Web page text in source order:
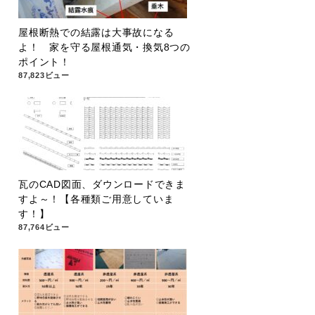
屋根断熱での結露は大事故になる
よ！ 家を守る屋根通気・換気8つの
ポイント！
87,823ビュー
瓦のCAD図面、ダウンロードできま
すよ～！【各種類ご用意していま
す！】
87,764ビュー